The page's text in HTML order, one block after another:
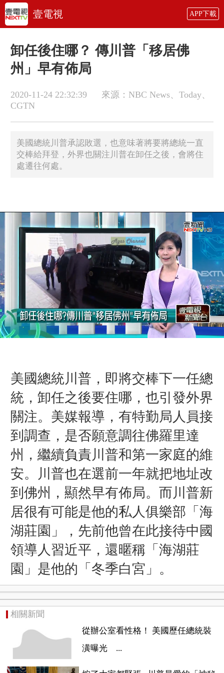
壹電視 APP下載
卸任後住哪？ 傳川普「移居佛
州」早有佈局
2020-11-24 22:32:39
來源：NBC News、Today、
CGTN
美國總統川普承認敗選，也意味著將要將總統一直
交棒給拜登，外界也關注川普在卸任之後，會將住
處遷往何處。
美國總統川普，即將交棒下一任總
統，卸任之後要住哪，也引發外界
關注。美媒報導，有特勤局人員接
到調查，是否願意調往佛羅里達
州，繼續負責川普和第一家庭的維
安。川普也在選前一年就把地址改
到佛州，顯然早有佈局。而川普新
居很有可能是他的私人俱樂部「海
湖莊園」，先前他曾在此接待中國
領導人習近平，還暱稱「海湖莊
園」是他的「冬季白宮」。
相關新聞
從辦公室看性格！ 美國歷任總統裝
潢曝光 ...